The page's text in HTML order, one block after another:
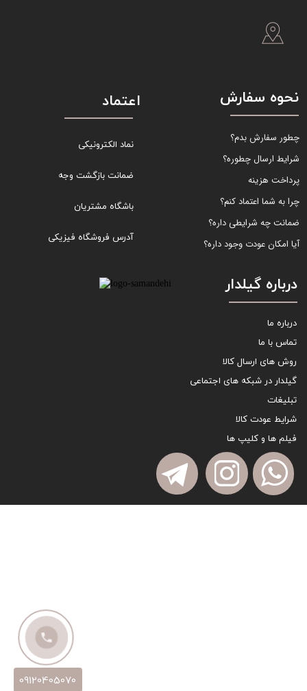
نحوه سفارش
چطور سفارش بدم؟
شرایط ارسال چطوره؟
پرداخت هزینه
چرا به شما اعتماد کنم؟
ضمانت چه شرایطی داره؟
آیا امکان عودت وجود داره؟
اعتماد
نماد الکترونیکی
ضمانت بازگشت وجه
باشگاه مشتریان
آدرس فروشگاه فیزیکی
درباره گیلدار
درباره ما
تماس با ما
روش های ارسال کالا
گیلدار در شبکه های اجتماعی
تبلیغات
شرایط عودت کالا
فیلم ها و کلیپ ها
09120405070